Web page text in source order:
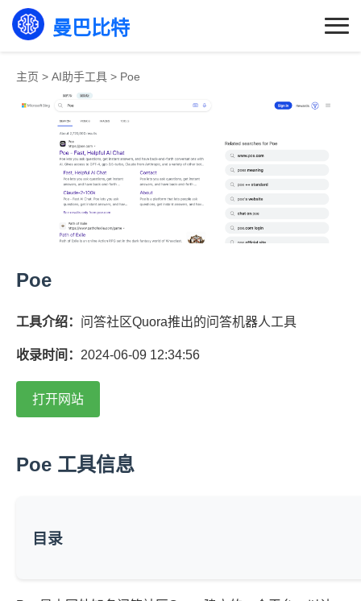
曼巴比特
主页 > AI助手工具 > Poe
Poe
工具介绍： 问答社区Quora推出的问答机器人工具
收录时间： 2024-06-09 12:34:56
打开网站
Poe 工具信息
目录